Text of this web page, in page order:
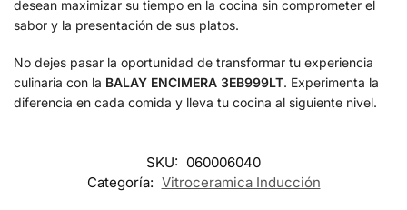
desean maximizar su tiempo en la cocina sin comprometer el
sabor y la presentación de sus platos.
No dejes pasar la oportunidad de transformar tu experiencia
culinaria con la BALAY ENCIMERA 3EB999LT. Experimenta la
diferencia en cada comida y lleva tu cocina al siguiente nivel.
SKU: 060006040
Categoría: Vitroceramica Inducción